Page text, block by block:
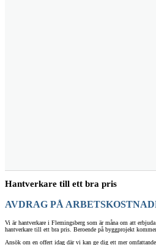
Hantverkare till ett bra pris
AVDRAG PÅ
Vi är hantverkare i Flemingsberg som är måna om att
hantverkare till ett bra pris. Beroende på byggprojekt
Ansök om en offert idag där vi kan ge dig ett mer